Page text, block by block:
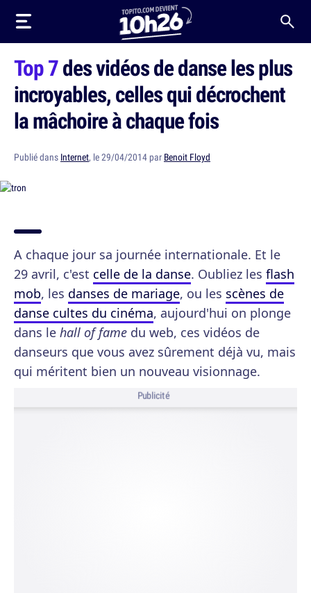
Top 7des vidéos de danse les plus
incroyables, celles qui décrochent
la mâchoire à chaque fois
Publié dans Internet, le 29/04/2014 par Benoit Floyd
A chaque jour sa journée internationale. Et le
29 avril, c'est celle de la danse. Oubliez les flash
mob, les danses de mariage, ou les scènes de
danse cultes du cinéma, aujourd'hui on plonge
dans le hall of fame du web, ces vidéos de
danseurs que vous avez sûrement déjà vu, mais
qui méritent bien un nouveau visionnage.
Publicité